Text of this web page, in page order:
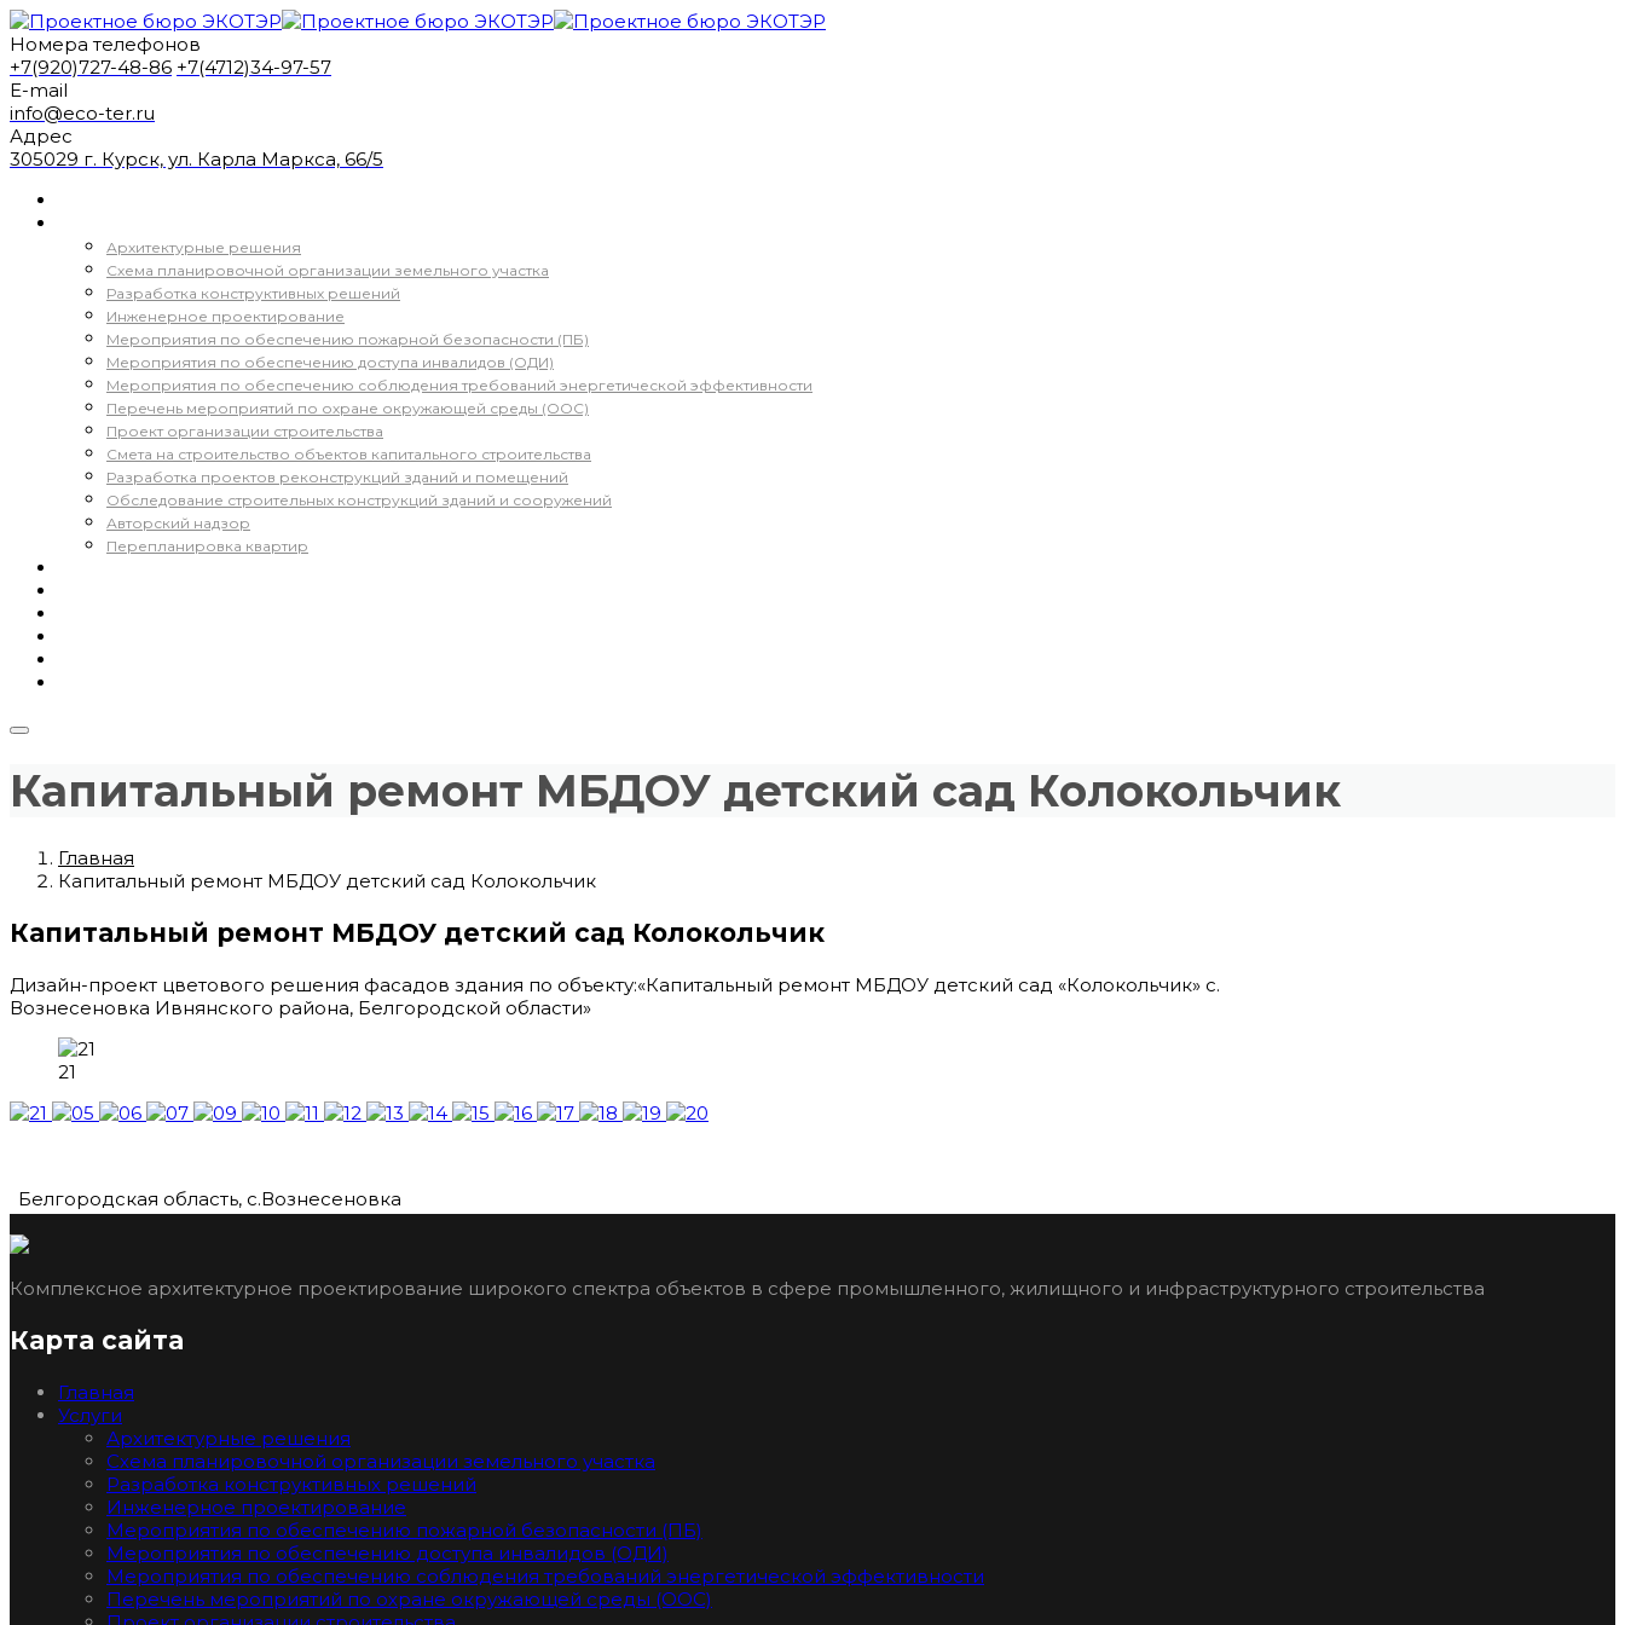
Номера телефонов
+7(920)727-48-86 +7(4712)34-97-57
E-mail
info@eco-ter.ru
Адрес
305029 г. Курск, ул. Карла Маркса, 66/5
Архитектурные решения
Схема планировочной организации земельного участка
Разработка конструктивных решений
Инженерное проектирование
Мероприятия по обеспечению пожарной безопасности (ПБ)
Мероприятия по обеспечению доступа инвалидов (ОДИ)
Мероприятия по обеспечению соблюдения требований энергетической эффективности
Перечень мероприятий по охране окружающей среды (ООС)
Проект организации строительства
Смета на строительство объектов капитального строительства
Разработка проектов реконструкций зданий и помещений
Обследование строительных конструкций зданий и сооружений
Авторский надзор
Перепланировка квартир
Капитальный ремонт МБДОУ детский сад Колокольчик
Главная
Капитальный ремонт МБДОУ детский сад Колокольчик
Капитальный ремонт МБДОУ детский сад Колокольчик
Дизайн-проект цветового решения фасадов здания по объекту:«Капитальный ремонт МБДОУ детский сад «Колокольчик» с.
Вознесеновка Ивнянского района, Белгородской области»
21
Белгородская область, с.Вознесеновка
Комплексное архитектурное проектирование широкого спектра объектов в сфере промышленного, жилищного и инфраструктурного строительства
Карта сайта
Главная
Услуги
Архитектурные решения
Схема планировочной организации земельного участка
Разработка конструктивных решений
Инженерное проектирование
Мероприятия по обеспечению пожарной безопасности (ПБ)
Мероприятия по обеспечению доступа инвалидов (ОДИ)
Мероприятия по обеспечению соблюдения требований энергетической эффективности
Перечень мероприятий по охране окружающей среды (ООС)